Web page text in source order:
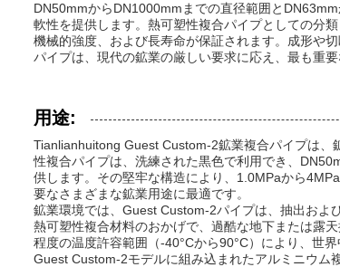
DN50mmからDN1000mmまでの直径範囲と
軟性を提供します。熱可塑性複合パイプとしての分
機械的強度、および長寿命が保証されます。成形や
パイプは、現代の鉱業の厳しい要求に応え、最も重
用途:
Tianlianhuitong Guest Custom-2鉱業複合パイプは
性複合パイプは、洗練された黒色で利用でき、
供します。その堅牢な構造により、1.0MPaから
要なさまざまな鉱業用途に最適です。
鉱業環境では、Guest Custom-2パイプは、抽出およ
熱可塑性複合材料のおかげで、過酷な地下または露
程度の温度許容範囲（-40°Cから90°C）により、世
Guest Custom-2モデルに組み込まれたアルミニウム